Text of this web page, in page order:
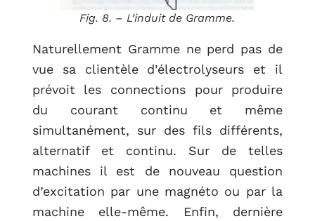
Fig. 8. – L’induit de Gramme.
Naturellement Gramme ne perd pas de
vue sa clientèle d’électrolyseurs et il
prévoit les connections pour produire
du courant continu et même
simultanément, sur des fils différents,
alternatif et continu. Sur de telles
machines il est de nouveau question
d’excitation par une magnéto ou par la
machine elle-même. Enfin, dernière